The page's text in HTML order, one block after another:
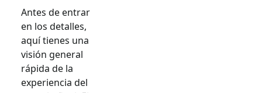
Antes de entrar
en los detalles,
aquí tienes una
visión general
rápida de la
experiencia del